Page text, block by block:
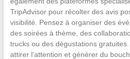
TripAdvisor pour récolter des avis
visibilité. Pensez à organiser des
des soirées à thème, des
trucks ou des dégustations
attirer l’attention et générer du